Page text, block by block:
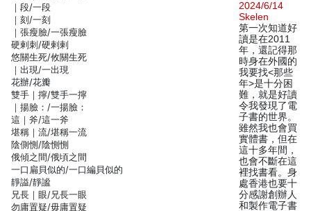
｜段/一段
｜刻/一刻
｜張瘦臉/一張瘦臉
硬剌刺/硬剌剌
悠關生死/攸關生死
｜出現/一出現
花辦/花瓣
雙手｜擰/雙手一擰
｜揚臉：/一揚臉：
這｜斧/這一斧
堪稱｜流/堪稱一流
陰側惻/陰惻惻
俄傾之間/俄頃之間
一口扁貝似的/一口編貝似的
靜謚/靜謐
兄長｜眼/兄長一眼
勿庸置疑/毋庸置疑
2024/6/14
Skelen
第一次知道好
讀是在2011
年，還記得那
時身在外國的
我要找<那些
年>是十分困
難，就是好讀
令我發現了電
子書的世界。
雖然我也會買
實體書，但在
這十多年間，
也會不斷在這
裡找書看。身
處香港也要十
分感謝創辦人
和製作電子書